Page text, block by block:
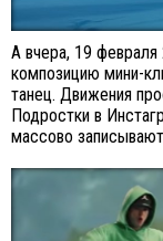
А вчера, 19 февраля
композицию мини-
танец. Движения
Подростки в
массово